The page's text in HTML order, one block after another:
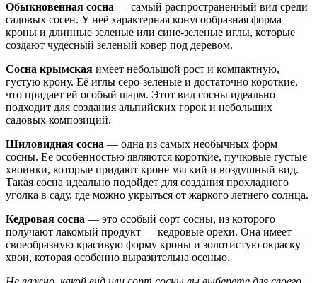
Обыкновенная сосна — самый распространенный вид среди
садовых сосен. У неё характерная конусообразная форма
кроны и длинные зеленые или сине-зеленые иглы, которые
создают чудесный зеленый ковер под деревом.
Сосна крымская имеет небольшой рост и компактную,
густую крону. Её иглы серо-зеленые и достаточно короткие,
что придает ей особый шарм. Этот вид сосны идеально
подходит для создания альпийских горок и небольших
садовых композиций.
Шиловидная сосна — одна из самых необычных форм
сосны. Её особенностью являются короткие, пучковые густые
хвоинки, которые придают кроне мягкий и воздушный вид.
Такая сосна идеально подойдет для создания прохладного
уголка в саду, где можно укрыться от жаркого летнего солнца.
Кедровая сосна — это особый сорт сосны, из которого
получают лакомый продукт — кедровые орехи. Она имеет
своеобразную красивую форму кроны и золотистую окраску
хвои, которая особенно выразительна осенью.